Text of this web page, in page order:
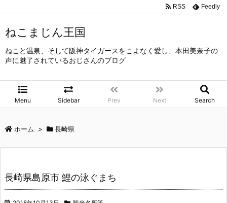
ねこまじん王国
ねこと温泉、そして阪神タイガースをこよなく愛し、本田美奈子の
声に魅了されているおじさんのブログ
Menu Sidebar Prev Next Search
RSS Feedly
ホーム > 長崎県
長崎県島原市 鯉の泳ぐまち